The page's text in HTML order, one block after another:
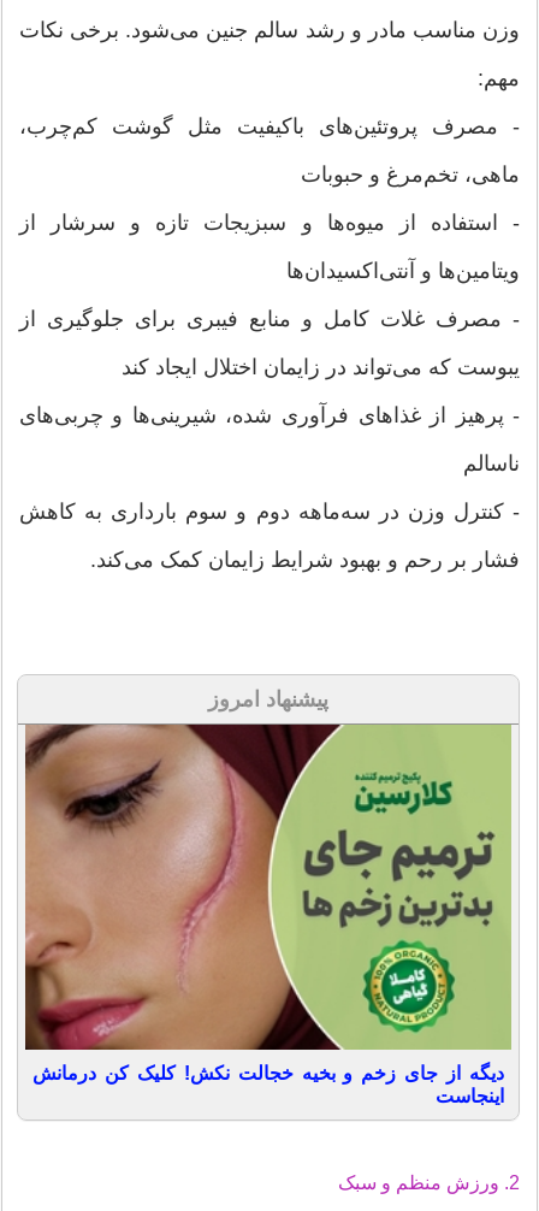
وزن مناسب مادر و رشد سالم جنین می‌شود. برخی نکات
مهم:
- مصرف پروتئین‌های باکیفیت مثل گوشت کم‌چرب،
ماهی، تخم‌مرغ و حبوبات
- استفاده از میوه‌ها و سبزیجات تازه و سرشار از
ویتامین‌ها و آنتی‌اکسیدان‌ها
- مصرف غلات کامل و منابع فیبری برای جلوگیری از
یبوست که می‌تواند در زایمان اختلال ایجاد کند
- پرهیز از غذاهای فرآوری شده، شیرینی‌ها و چربی‌های
ناسالم
- کنترل وزن در سه‌ماهه دوم و سوم بارداری به کاهش
فشار بر رحم و بهبود شرایط زایمان کمک می‌کند.
پیشنهاد امروز
دیگه از جای زخم و بخیه خجالت نکش! کلیک کن درمانش
اینجاست
2. ورزش منظم و سبک